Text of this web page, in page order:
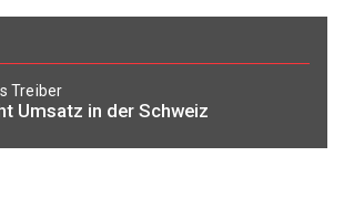
Treiber
Umsatz in der Schweiz